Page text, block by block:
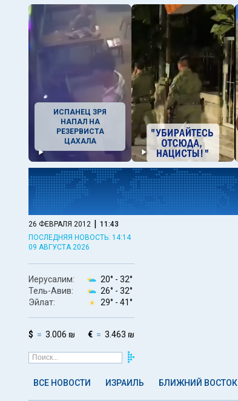
ИСПАНЕЦ ЗРЯ
НАПАЛ НА
РЕЗЕРВИСТА
ЦАХАЛА
26 ФЕВРАЛЯ 2012 | 11:43
ПОСЛЕДНЯЯ НОВОСТЬ: 14:14
09 АВГУСТА 2026
Иерусалим: 20° - 32°
Тель-Авив:
26° - 32°
Эйлат:
29° - 41°
$ 3.006 ₪ € 3.463 ₪
ВСЕ НОВОСТИ ИЗРАИЛЬ БЛИЖНИЙ ВОСТОК